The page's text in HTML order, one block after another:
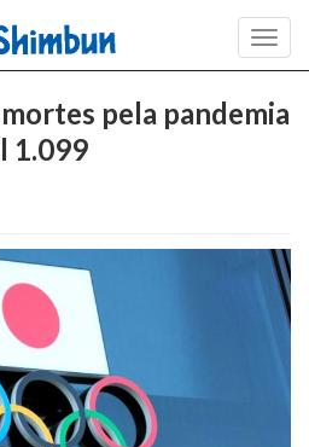
pela pandemia
1.099